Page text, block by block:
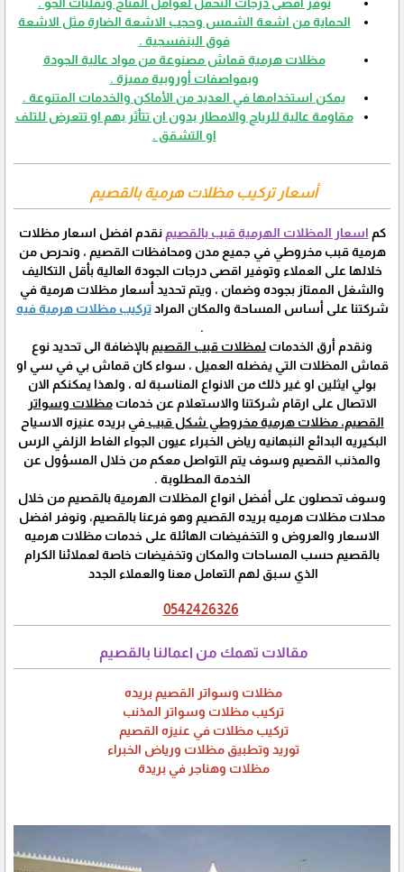
الحماية من اشعة الشمس وحجب الاشعة الضارة مثل الاشعة
فوق البنفسجية .
مظلات هرمية قماش مصنوعة من مواد عالية الجودة
وبمواصفات أوروبية مميزة .
يمكن استخدامها في العديد من الأماكن والخدمات المتنوعة .
مقاومة عالية للرياح والامطار بدون ان تتأثر بهم او تتعرض للتلف
او التشقق .
أسعار تركيب مظلات هرمية بالقصيم
كم اسعار المظلات الهرمية قبب بالقصيم نقدم افضل اسعار مظلات
هرمية قبب مخروطي في جميع مدن ومحافظات القصيم ، ونحرص من
خلالها على العملاء وتوفير اقصى درجات الجودة العالية بأقل التكاليف
والشغل الممتاز بجوده وضمان ، ويتم تحديد أسعار مظلات هرمية في
شركتنا على أساس المساحة والمكان المرادتركيب مظلات هرمية فيه
.
ونقدم أرق الخدمات لمظلات قبب القصيم بالإضافة الى تحديد نوع
قماش المظلات التي يفضله العميل ، سواء كان قماش بي في سي او
بولي ايثلين او غير ذلك من الانواع المناسبة له ، ولهذا يمكنكم الان
الاتصال على ارقام شركتنا والاستعلام عن خدماتمظلات وسواتر
القصيم، مظلات هرمية مخروطي شكل قببفي بريده عنيزه الاسياح
البكيريه البدائع النبهانيه رياض الخبراء عيون الجواء الغاط الزلفي الرس
والمذنب القصيم وسوف يتم التواصل معكم من خلال المسؤول عن
الخدمة المطلوبة .
وسوف تحصلون على أفضل انواع المظلات الهرمية بالقصيم من خلال
محلات مظلات هرميه بريده القصيم وهو فرعنا بالقصيم، ونوفر افضل
الاسعار والعروض و التخفيضات الهائلة على خدمات مظلات هرميه
بالقصيم حسب المساحات والمكان وتخفيضات خاصة لعملائنا الكرام
الذي سبق لهم التعامل معنا والعملاء الجدد
0542426326
مقالات تهمك من اعمالنا بالقصيم
مظلات وسواتر القصيم بريده
تركيب مظلات وسواتر المذنب
تركيب مظلات في عنيزه القصيم
توريد وتطبيق مظلات ورياض الخبراء
مظلات وهناجر في بريدة